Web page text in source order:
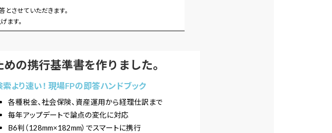
させていただきます。
ます。
の携行基準書を作りました。
索より速い！ 現場FPの即答ハンドブック
各種税金、社会保険、資産運用から経理仕訳まで
毎年アップデートで論点の変化に対応
B6判（128mm×182mm）でスマートに携行